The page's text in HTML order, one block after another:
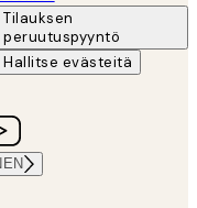
Tilauksen
peruutuspyyntö
Hallitse evästeitä